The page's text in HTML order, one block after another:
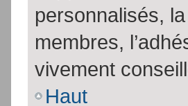
personnalisés,
membres,
vivement
Haut